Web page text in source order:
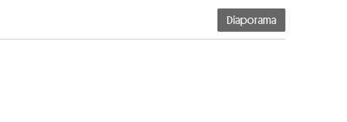
Diaporama